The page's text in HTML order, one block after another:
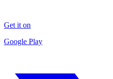
Get it on
Google Play